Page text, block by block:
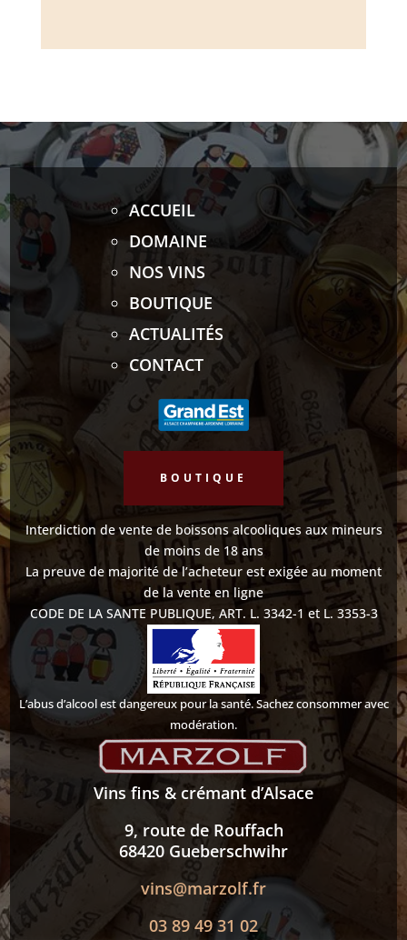
ACCUEIL
DOMAINE
NOS VINS
BOUTIQUE
ACTUALITÉS
CONTACT
BOUTIQUE
Interdiction de vente de boissons alcooliques aux mineurs
de moins de 18 ans
La preuve de majorité de l’acheteur est exigée au moment
de la vente en ligne
CODE DE LA SANTE PUBLIQUE, ART. L. 3342-1 et L. 3353-3
L’abus d’alcool est dangereux pour la santé. Sachez consommer avec
modération.
Vins fins & crémant d’Alsace
9, route de Rouffach
68420 Gueberschwihr
vins@marzolf.fr
03 89 49 31 02